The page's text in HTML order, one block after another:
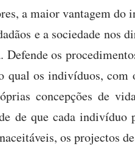
a maior vantagem
e a sociedade
Defende os
os indivíduos, com
concepções de
de que cada
os projectos